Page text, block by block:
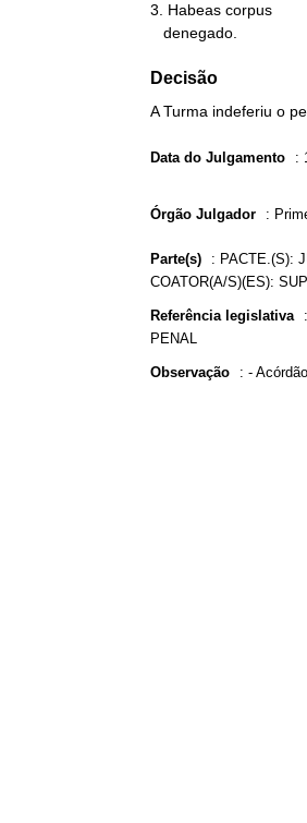
3. Habeas corpus
   denegado.
Decisão
A Turma indeferiu o
Data do Julgamento :
Órgão Julgador :
Parte(s) : PACTE.(S):
COATOR(A/S)(ES):
Referência legislativa :
PENAL
Observação : -